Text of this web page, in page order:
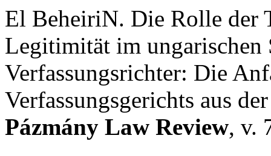
El BeheiriN. Die Rolle der
Legitimität im ungarischen
Verfassungsrichter: Die
Verfassungsgerichts aus
Pázmány Law Review, v.